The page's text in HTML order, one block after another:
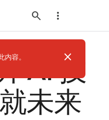
AI 技
未来
内容。 close